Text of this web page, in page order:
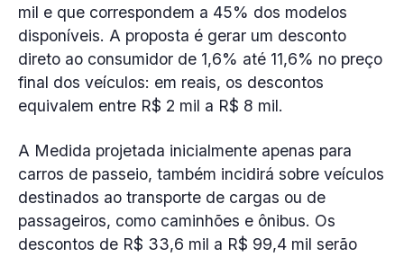
mil e que correspondem a 45% dos modelos
disponíveis. A proposta é gerar um desconto
direto ao consumidor de 1,6% até 11,6% no preço
final dos veículos: em reais, os descontos
equivalem entre R$ 2 mil a R$ 8 mil.
A Medida projetada inicialmente apenas para
carros de passeio, também incidirá sobre veículos
destinados ao transporte de cargas ou de
passageiros, como caminhões e ônibus. Os
descontos de R$ 33,6 mil a R$ 99,4 mil serão